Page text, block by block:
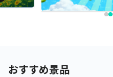
おすすめ景品